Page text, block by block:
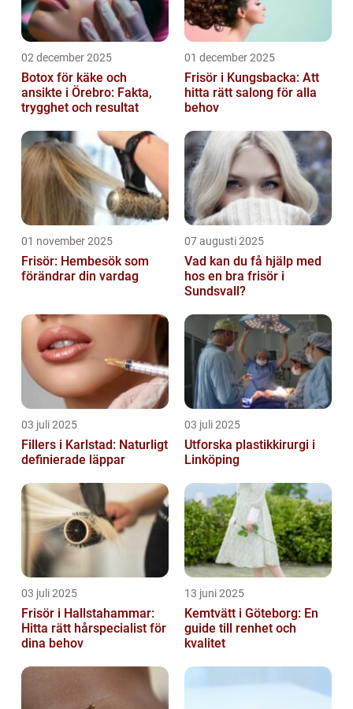
02 december 2025
Botox för käke och
ansikte i Örebro: Fakta,
trygghet och resultat
01 december 2025
Frisör i Kungsbacka: Att
hitta rätt salong för alla
behov
01 november 2025
Frisör: Hembesök som
förändrar din vardag
07 augusti 2025
Vad kan du få hjälp med
hos en bra frisör i
Sundsvall?
03 juli 2025
Fillers i Karlstad: Naturligt
definierade läppar
03 juli 2025
Utforska plastikkirurgi i
Linköping
03 juli 2025
Frisör i Hallstahammar:
Hitta rätt hårspecialist för
dina behov
13 juni 2025
Kemtvätt i Göteborg: En
guide till renhet och
kvalitet